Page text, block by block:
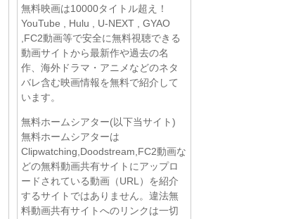
無料映画は10000タイトル超え！
YouTube , Hulu , U-NEXT , GYAO
,FC2動画等で安全に無料視聴できる
動画サイトから最新作や過去の名
作、海外ドラマ・アニメなどのネタ
バレ含む映画情報を無料で紹介して
います。
無料ホームシアター(以下当サイト)
無料ホームシアターは
Clipwatching,Doodstream,FC2動画な
どの無料動画共有サイトにアップロ
ードされている動画（URL）を紹介
するサイトではありません。違法無
料動画共有サイトへのリンクは一切